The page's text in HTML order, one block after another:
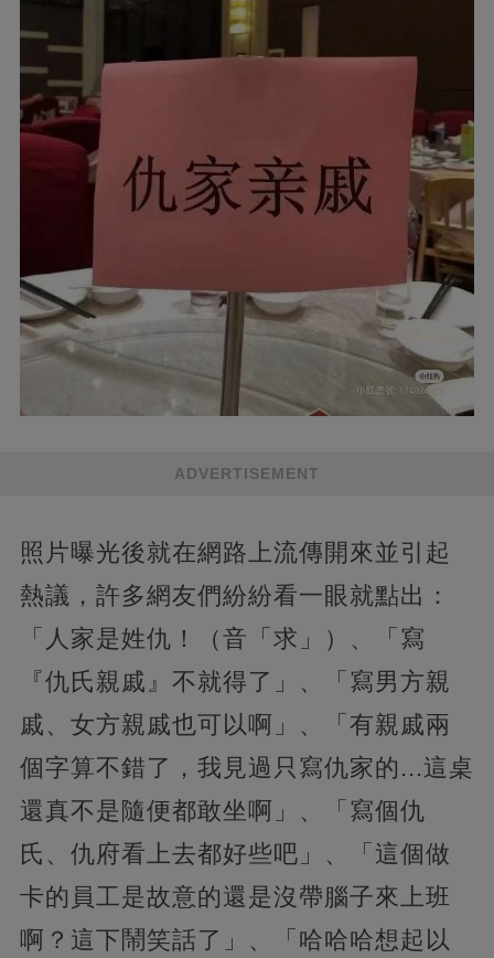
ADVERTISEMENT
照片曝光後就在網路上流傳開來並引起
熱議，許多網友們紛紛看一眼就點出：
「人家是姓仇！（音「求」）、「寫
『仇氏親戚』不就得了」、「寫男方親
戚、女方親戚也可以啊」、「有親戚兩
個字算不錯了，我見過只寫仇家的...這桌
還真不是隨便都敢坐啊」、「寫個仇
氏、仇府看上去都好些吧」、「這個做
卡的員工是故意的還是沒帶腦子來上班
啊？這下鬧笑話了」、「哈哈哈想起以